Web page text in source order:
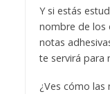
Y si estás
nombre de los
notas
te servirá para
¿Ves cómo las